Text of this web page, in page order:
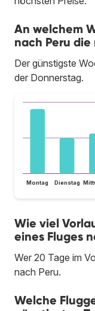
An welchem
nach Peru
Der günstigste
der Donnerstag.
Montag Dienstag
Wie viel
eines Fluges
Wer 20 Tage im
nach Peru.
Welche